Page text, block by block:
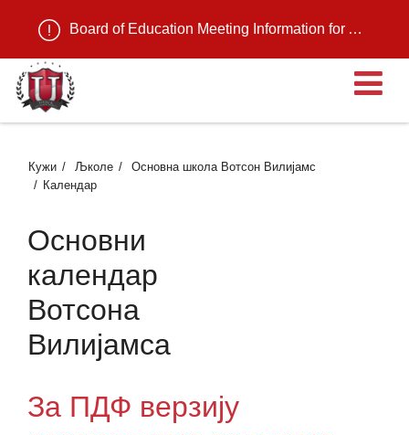
Board of Education Meeting Information for August 11, 2026
Кужи Љколе
Основна школа Вотсон Вилијамс
Календар
Основни
календар
Вотсона
Вилијамса
За ПДФ верзију